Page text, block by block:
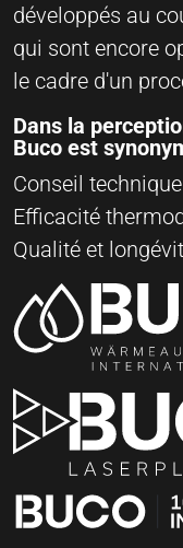
développés au
qui sont encore
le cadre d'un
Dans la
Buco est
Conseil
Efficacité
Qualité et